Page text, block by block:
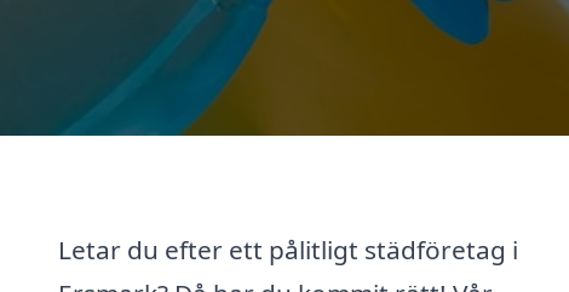
Letar du efter ett pålitligt städföretag i